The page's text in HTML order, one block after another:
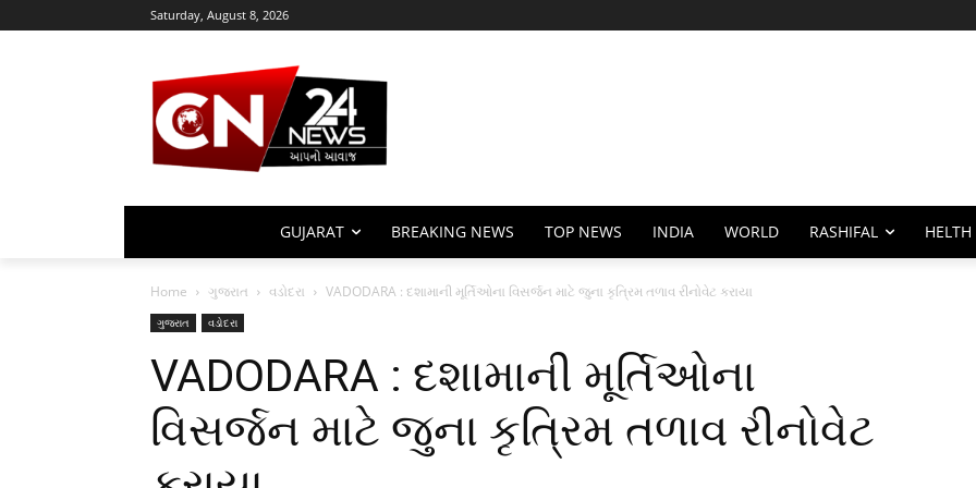
Saturday, August 8, 2026
GUJARAT BREAKING NEWS TOP NEWS INDIA WORLD RASHIFAL HELTH
Home ગુજરાત વડોદરા VADODARA : દશામાની મૂર્તિઓના વિસર્જન માટે જુના કૃત્રિમ તળાવ રીનોવેટ કરાયા
ગુજરાત વડોદરા
VADODARA : દશામાની મૂર્તિઓના
વિસર્જન માટે જુના કૃત્રિમ તળાવ રીનોવેટ